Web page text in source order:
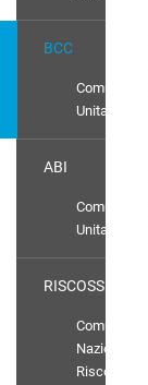
BCC
Comunicato
Unitario
ABI
Comunicato
Unitario
RISCOSSIONE
Comunicati
Nazionali
Riscossione